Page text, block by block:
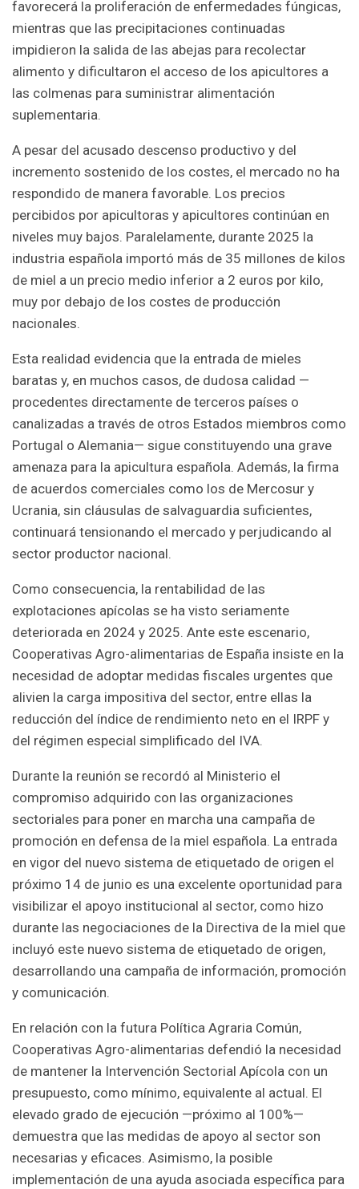
favorecerá la proliferación de enfermedades fúngicas,
mientras que las precipitaciones continuadas
impidieron la salida de las abejas para recolectar
alimento y dificultaron el acceso de los apicultores a
las colmenas para suministrar alimentación
suplementaria.
A pesar del acusado descenso productivo y del
incremento sostenido de los costes, el mercado no ha
respondido de manera favorable. Los precios
percibidos por apicultoras y apicultores continúan en
niveles muy bajos. Paralelamente, durante 2025 la
industria española importó más de 35 millones de kilos
de miel a un precio medio inferior a 2 euros por kilo,
muy por debajo de los costes de producción
nacionales.
Esta realidad evidencia que la entrada de mieles
baratas y, en muchos casos, de dudosa calidad —
procedentes directamente de terceros países o
canalizadas a través de otros Estados miembros como
Portugal o Alemania— sigue constituyendo una grave
amenaza para la apicultura española. Además, la firma
de acuerdos comerciales como los de Mercosur y
Ucrania, sin cláusulas de salvaguardia suficientes,
continuará tensionando el mercado y perjudicando al
sector productor nacional.
Como consecuencia, la rentabilidad de las
explotaciones apícolas se ha visto seriamente
deteriorada en 2024 y 2025. Ante este escenario,
Cooperativas Agro-alimentarias de España insiste en la
necesidad de adoptar medidas fiscales urgentes que
alivien la carga impositiva del sector, entre ellas la
reducción del índice de rendimiento neto en el IRPF y
del régimen especial simplificado del IVA.
Durante la reunión se recordó al Ministerio el
compromiso adquirido con las organizaciones
sectoriales para poner en marcha una campaña de
promoción en defensa de la miel española. La entrada
en vigor del nuevo sistema de etiquetado de origen el
próximo 14 de junio es una excelente oportunidad para
visibilizar el apoyo institucional al sector, como hizo
durante las negociaciones de la Directiva de la miel que
incluyó este nuevo sistema de etiquetado de origen,
desarrollando una campaña de información, promoción
y comunicación.
En relación con la futura Política Agraria Común,
Cooperativas Agro-alimentarias defendió la necesidad
de mantener la Intervención Sectorial Apícola con un
presupuesto, como mínimo, equivalente al actual. El
elevado grado de ejecución —próximo al 100%—
demuestra que las medidas de apoyo al sector son
necesarias y eficaces. Asimismo, la posible
implementación de una ayuda asociada específica para